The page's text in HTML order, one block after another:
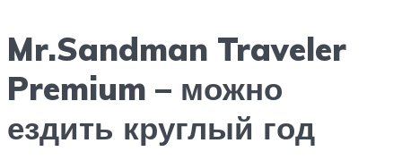
Mr.Sandman Traveler
Premium – можно
ездить круглый год